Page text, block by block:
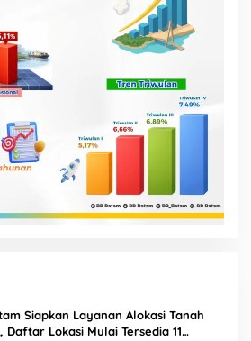
Siapkan Layanan Alokasi Tanah
Daftar Lokasi Mulai Tersedia 11